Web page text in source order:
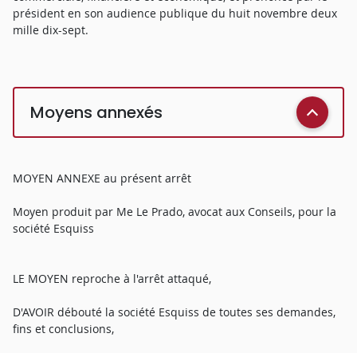
président en son audience publique du huit novembre deux
mille dix-sept.
Moyens annexés
MOYEN ANNEXE au présent arrêt
Moyen produit par Me Le Prado, avocat aux Conseils, pour la
société Esquiss
LE MOYEN reproche à l'arrêt attaqué,
D'AVOIR débouté la société Esquiss de toutes ses demandes,
fins et conclusions,